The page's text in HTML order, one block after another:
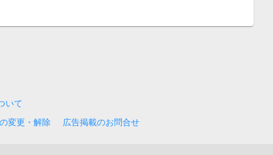
いて
変更・解除 広告掲載のお問合せ